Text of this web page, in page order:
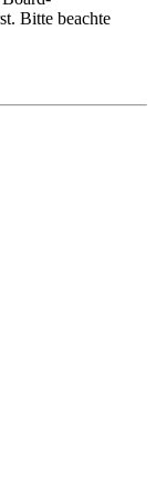
Bitte beachte